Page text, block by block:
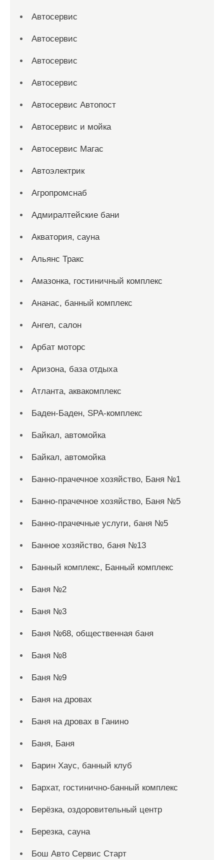
Автосервис
Автосервис
Автосервис
Автосервис
Автосервис Автопост
Автосервис и мойка
Автосервис Магас
Автоэлектрик
Агропромснаб
Адмиралтейские бани
Акватория, сауна
Альянс Тракс
Амазонка, гостиничный комплекс
Ананас, банный комплекс
Ангел, салон
Арбат моторс
Аризона, база отдыха
Атланта, аквакомплекс
Баден-Баден, SPA-комплекс
Байкал, автомойка
Байкал, автомойка
Банно-прачечное хозяйство, Баня №1
Банно-прачечное хозяйство, Баня №5
Банно-прачечные услуги, баня №5
Банное хозяйство, баня №13
Банный комплекс, Банный комплекс
Баня №2
Баня №3
Баня №68, общественная баня
Баня №8
Баня №9
Баня на дровах
Баня на дровах в Ганино
Баня, Баня
Барин Хаус, банный клуб
Бархат, гостинично-банный комплекс
Берёзка, оздоровительный центр
Березка, сауна
Бош Авто Сервис Старт